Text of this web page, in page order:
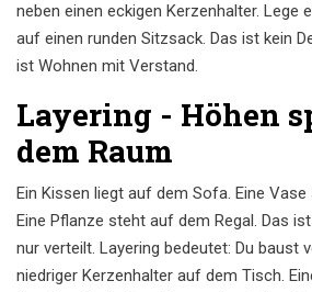
neben einen eckigen Kerzenhalter. Lege
auf einen runden Sitzsack. Das ist kein
ist Wohnen mit Verstand.
Layering - Höhen
dem Raum
Ein Kissen liegt auf dem Sofa. Eine
Eine Pflanze steht auf dem Regal. Das
nur verteilt. Layering bedeutet: Du baust
niedriger Kerzenhalter auf dem Tisch.